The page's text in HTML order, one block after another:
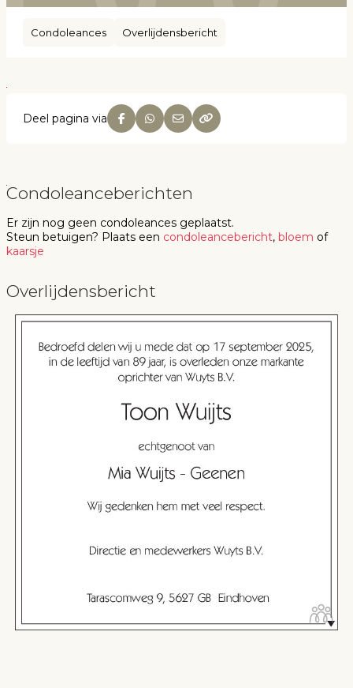
Condoleances Overlijdensbericht
Deel pagina via
Condoleanceberichten
Er zijn nog geen condoleances geplaatst.
Steun betuigen? Plaats een condoleancebericht, bloem of
kaarsje
Overlijdensbericht